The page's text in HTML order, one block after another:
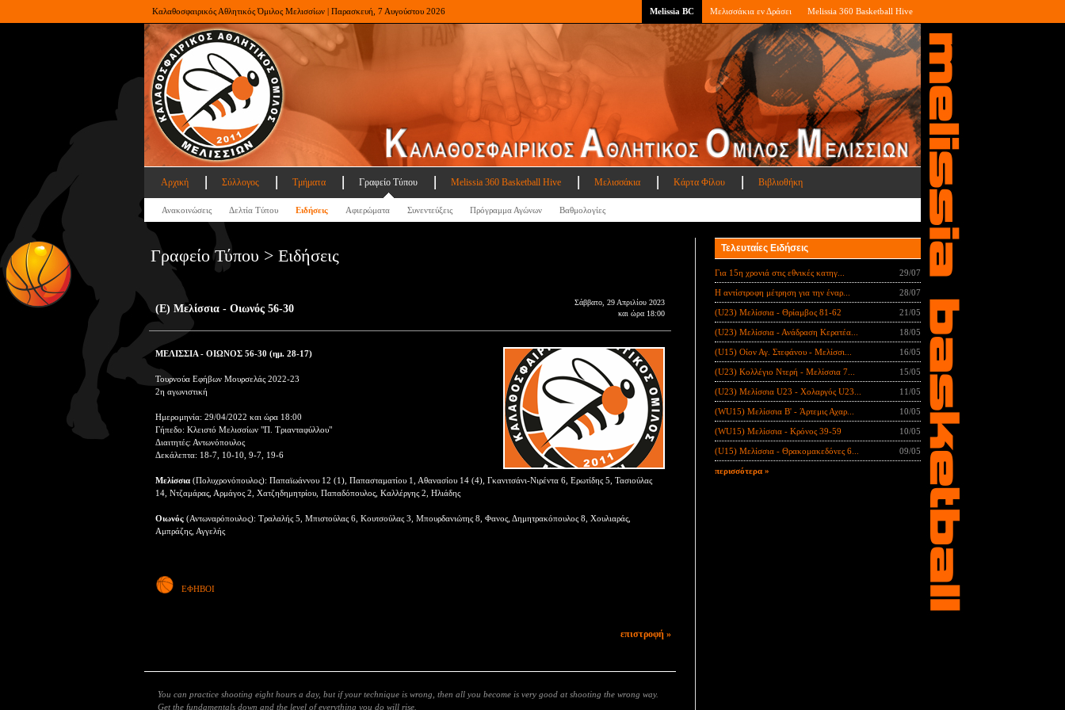
Καλαθοσφαιρικός Αθλητικός Όμιλος Μελισσίων | Παρασκευή, 7 Αυγούστου 2026 Melissia BC Μελισσάκια εν Δράσει Melissia 360 Basketball Hive
Αρχική Σύλλογος Τμήματα Γραφείο Τύπου Melissia 360 Basketball Hive Μελισσάκια Κάρτα Φίλου Βιβλιοθήκη
Ανακοινώσεις Δελτία Τύπου Ειδήσεις Αφιερώματα Συνεντεύξεις Πρόγραμμα Αγώνων Βαθμολογίες
Γραφείο Τύπου > Ειδήσεις
(Ε) Μελίσσια - Οιωνός 56-30
Σάββατο, 29 Απριλίου 2023
και ώρα 18:00
ΜΕΛΙΣΣΙΑ - ΟΙΩΝΟΣ 56-30 (ημ. 28-17)
Τουρνούα Εφήβων Μουρσελάς 2022-23
2η αγωνιστική
Ημερομηνία: 29/04/2022 και ώρα 18:00
Γήπεδο: Κλειστό Μελισσίων "Π. Τριανταφύλλου"
Διαιτητές: Αντωνόπουλος
Δεκάλεπτα: 18-7, 10-10, 9-7, 19-6
Μελίσσια (Πολυχρονόπουλος): Παπαϊωάννου 12 (1), Παπασταματίου 1, Αθανασίου 14 (4), Γκανιτσάνι-Νιρέντα 6, Ερωτίδης 5, Τασιούλας
14, Ντζαμάρας, Αρμάγος 2, Χατζηδημητρίου, Παπαδόπουλος, Καλλέργης 2, Ηλιάδης
Οιωνός (Αντωναρόπουλος): Τραλαλής 5, Μπιστούλας 6, Κουτσούλας 3, Μπουρδανιώτης 8, Φανος, Δημητρακόπουλος 8, Χουλιαράς,
Αμπράζης, Αγγελής
ΕΦΗΒΟΙ
επιστροφή »
You can practice shooting eight hours a day, but if your technique is wrong, then all you become is very good at shooting the wrong way.
Get the fundamentals down and the level of everything you do will rise.
Τελευταίες Ειδήσεις
Για 15η χρονιά στις εθνικές κατηγ... 29/07
Η αντίστροφη μέτρηση για την έναρ... 28/07
(U23) Μελίσσια - Θρίαμβος 81-62 21/05
(U23) Μελίσσια - Ανάδραση Κερατέα... 18/05
(U15) Οίον Αγ. Στεφάνου - Μελίσσι... 16/05
(U23) Κολλέγιο Ντερή - Μελίσσια 7... 15/05
(U23) Μελίσσια U23 - Χολαργός U23... 11/05
(WU15) Μελίσσια B' - Άρτεμις Αχαρ... 10/05
(WU15) Μελίσσια - Κρόνος 39-59 10/05
(U15) Μελίσσια - Θρακομακεδόνες 6... 09/05
περισσότερα »